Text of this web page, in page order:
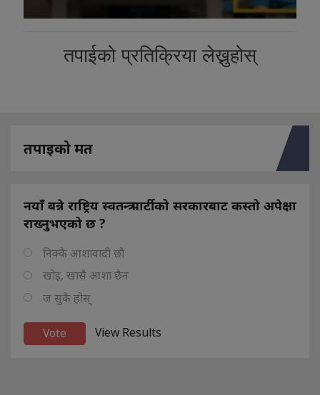
तपाईको प्रतिक्रिया लेख्नुहोस्
तपाइको मत
नयाँ बन्ने राष्ट्रिय स्वतन्त्र पार्टीको सरकारबाट कस्तो अपेक्षा
राख्नुभएको छ ?
निक्कै आशावादी छौ
खोइ, खासै आशा छैन
ज सुकै होस्
View Results